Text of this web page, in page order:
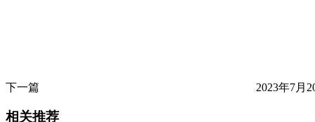
下一篇 2023年7月
相关推荐